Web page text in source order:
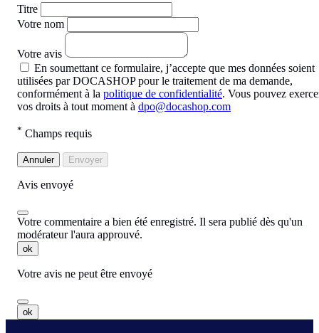
Titre
Votre nom
Votre avis
En soumettant ce formulaire, j’accepte que mes données soient
utilisées par DOCASHOP pour le traitement de ma demande,
conformément à la politique de confidentialité. Vous pouvez
vos droits à tout moment à dpo@docashop.com
* Champs requis
Annuler Envoyer
Avis envoyé
Votre commentaire a bien été enregistré. Il sera publié dès qu'un
modérateur l'aura approuvé.
ok
Votre avis ne peut être envoyé
ok